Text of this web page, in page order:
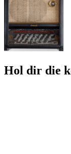
Hol dir die